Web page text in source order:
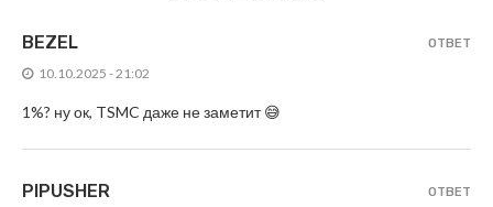
BEZEL
10.10.2025 - 21:02
1%? ну ок, TSMC даже не заметит 😅
ОТВЕТ
PIPUSHER ОТВЕТ